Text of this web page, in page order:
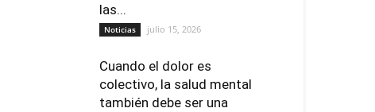
las...
Noticias julio 15, 2026
Cuando el dolor es
colectivo, la salud mental
también debe ser una